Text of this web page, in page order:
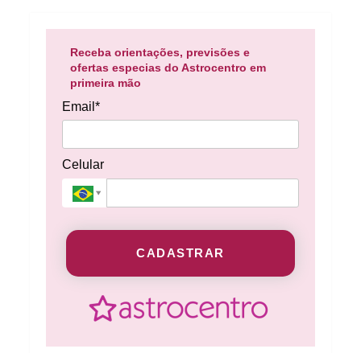
Receba orientações, previsões e
ofertas especias do Astrocentro em
primeira mão
Email*
Celular
CADASTRAR